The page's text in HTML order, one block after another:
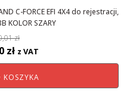
C-FORCE EFI 4X4 do rejestracji,
KOLOR SZARY
zł
złAktualna
cena
wynosi:
z VAT
KOSZYKA